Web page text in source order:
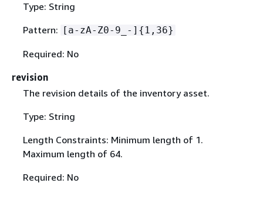
Type: String
Pattern: [a-zA-Z0-9_-] { 1,36}
Required: No
revision
The revision details of the inventory asset.
Type: String
Length Constraints: Minimum length of 1.
Maximum length of 64.
Required: No